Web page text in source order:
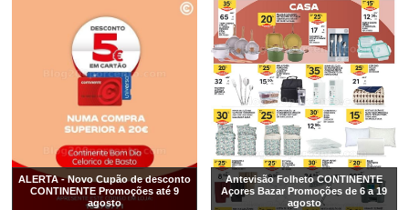
ALERTA - Novo Cupão de desconto
CONTINENTE Promoções até 9
agosto
Antevisão Folheto CONTINENTE
Açores Bazar Promoções de 6 a 19
agosto